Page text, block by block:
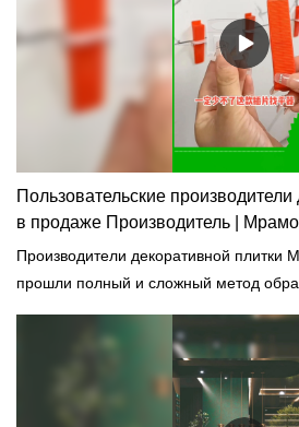
Пользовательские
в продаже Производитель |
Производители декоративной плитки
прошли полный и сложный метод
определение размеров, укладку,